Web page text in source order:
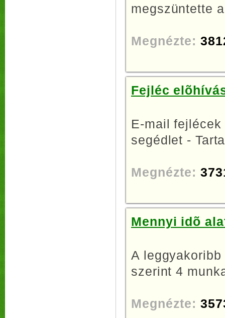
megszüntette
Megnézte:
Fejléc
E-mail
segédlet -
Megnézte:
Mennyi idõ
A
szerint 4
Megnézte: